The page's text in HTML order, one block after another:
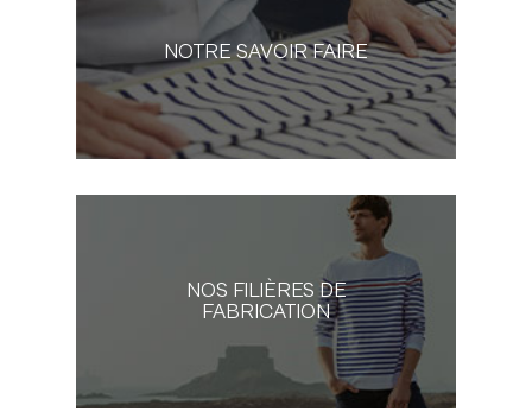
NOTRE SAVOIR FAIRE
NOS FILIÈRES DE
FABRICATION